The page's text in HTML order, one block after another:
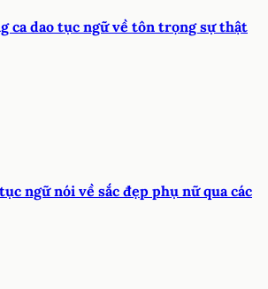
ca dao tục ngữ về tôn trọng sự thật
ngữ nói về sắc đẹp phụ nữ qua các